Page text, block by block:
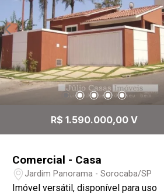
R$ 1.590.000,00 V
Comercial - Casa
Jardim Panorama - Sorocaba/SP
Imóvel versátil, disponível para uso